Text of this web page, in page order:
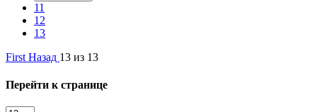
11
12
13
First Назад 13 из 13
Перейти к странице